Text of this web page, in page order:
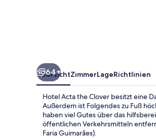
64+
ÜbersichtZimmerLageRichtlinien
Hotel Acta the Clover besitzt eine
Außerdem ist Folgendes zu Fuß
haben viel Gutes über das
öffentlichen Verkehrsmitteln
Faria Guimarães).